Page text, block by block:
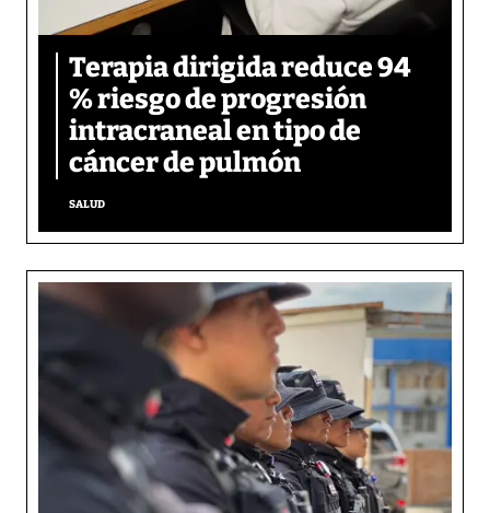
Terapia dirigida reduce 94
% riesgo de progresión
intracraneal en tipo de
cáncer de pulmón
SALUD